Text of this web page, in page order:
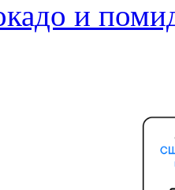
и